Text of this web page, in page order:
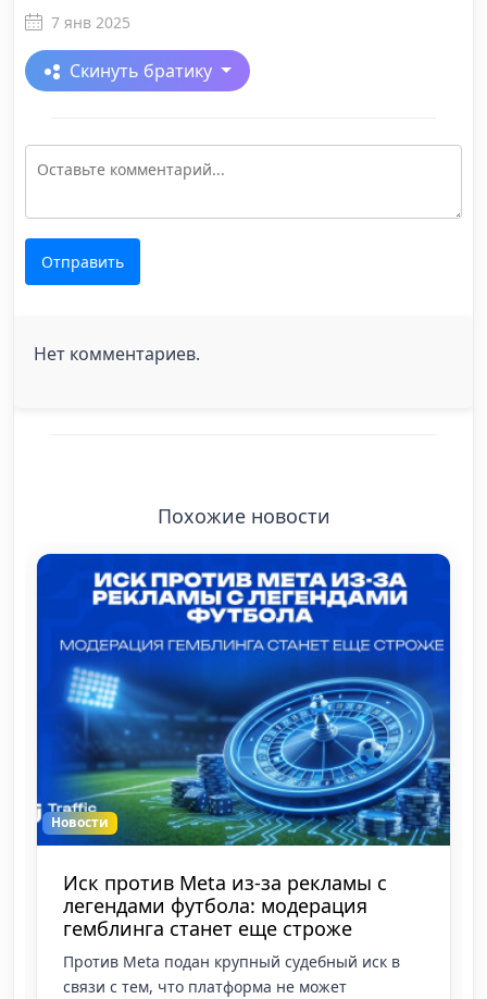
7 янв 2025
Скинуть братику
Отправить
Нет комментариев.
Похожие новости
Новости
Иск против Meta из-за рекламы с
легендами футбола: модерация
гемблинга станет еще строже
Против Meta подан крупный судебный иск в
связи с тем, что платформа не может